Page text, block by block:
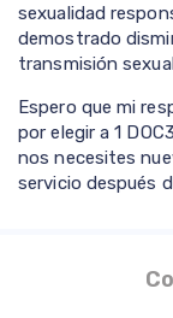
sexualidad
demostrado
transmisión
Espero que mi
por elegir a 1
nos necesites
servicio después